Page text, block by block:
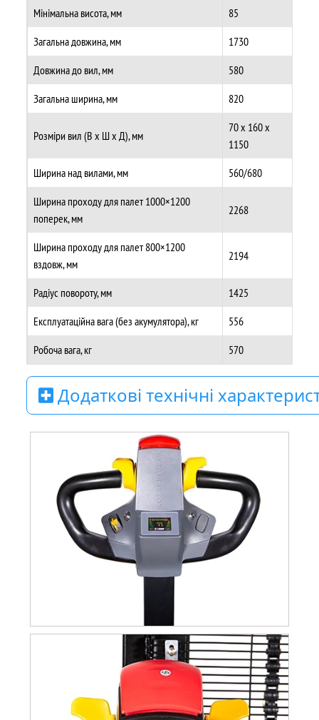
Мінімальна висота, мм
85
Загальна довжина, мм
1730
Довжина до вил, мм
580
Загальна ширина, мм
820
Розміри вил (В х Ш х Д), мм
70 х 160 х
1150
Ширина над вилами, мм
560/680
Ширина проходу для палет 1000×1200
поперек, мм
2268
Ширина проходу для палет 800×1200
вздовж, мм
2194
Радіус повороту, мм
1425
Експлуатаційна вага (без акумулятора), кг
556
Робоча вага, кг
570
Додаткові технічні
Електродвигун
Номінальна потужність приводного
двигуна S2 60, кВт
0.75
Номінальна потужність двигуна при S3
15%, кВт
2.2
Напруга акумулятора/номінальна ємність,
Енергоспоживання відповідно до EN
0.42
Тип керування приводом
Регулювання
швидкості